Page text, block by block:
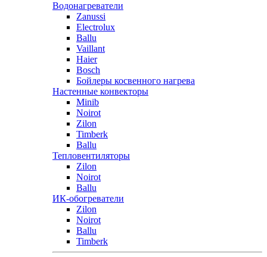
Водонагреватели
Zanussi
Electrolux
Ballu
Vaillant
Haier
Bosch
Бойлеры косвенного нагрева
Настенные конвекторы
Minib
Noirot
Zilon
Timberk
Ballu
Тепловентиляторы
Zilon
Noirot
Ballu
ИК-обогреватели
Zilon
Noirot
Ballu
Timberk